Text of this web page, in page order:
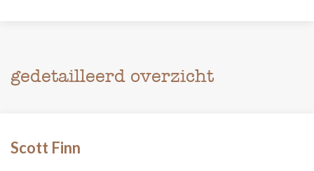
gedetailleerd overzicht
Scott Finn